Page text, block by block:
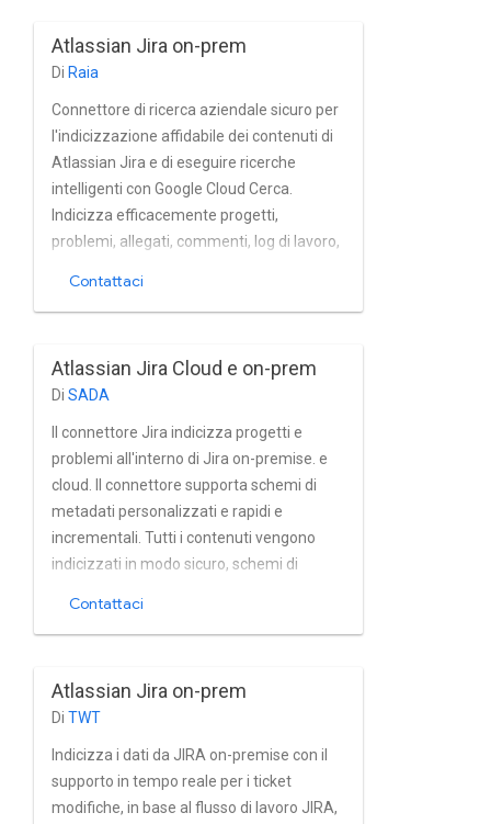
cloud.
Atlassian Jira on-prem
Di Raia
Connettore di ricerca aziendale sicuro per
l'indicizzazione affidabile dei contenuti di
Atlassian Jira e di eseguire ricerche
intelligenti con Google Cloud Cerca.
Indicizza efficacemente progetti,
problemi, allegati, commenti, log di lavoro,
gestione integrata di utenti e gruppi di Jira
e Jira di archiviazione basate su Active
Directory e altre i servizi di machine
learning.
Contattaci
Atlassian Jira Cloud e on-prem
Di SADA
Il connettore Jira indicizza progetti e
problemi all'interno di Jira on-premise. e
cloud. Il connettore supporta schemi di
metadati personalizzati e rapidi e
incrementali. Tutti i contenuti vengono
indicizzati in modo sicuro, schemi di
efficiente. informazioni di controllo.
Supporta directory di terze parti o la
gestione integrata di utenti e gruppi.
Contattaci
Atlassian Jira on-prem
Di TWT
Indicizza i dati da JIRA on-premise con il
supporto in tempo reale per i ticket
modifiche, in base al flusso di lavoro JIRA,